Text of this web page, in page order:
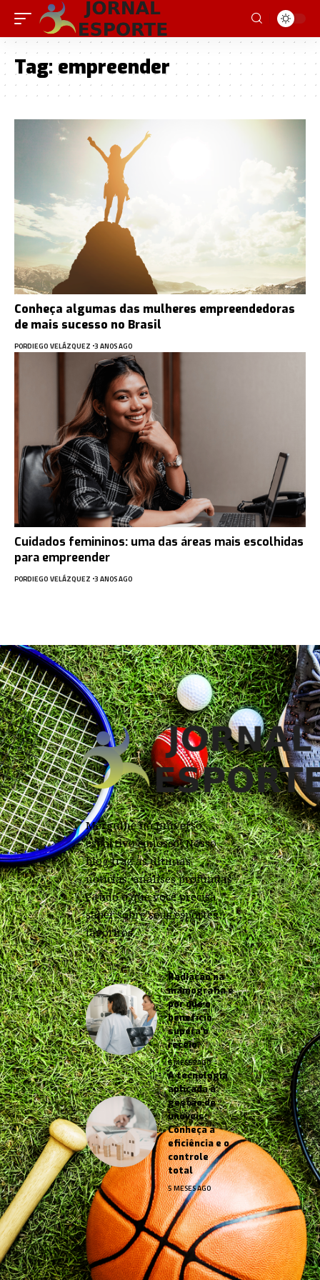
Tag: empreender
Conheça algumas das mulheres empreendedoras
de mais sucesso no Brasil
PORDIEGO VELÁZQUEZ 3 ANOS AGO
Cuidados femininos: uma das áreas mais escolhidas
para empreender
PORDIEGO VELÁZQUEZ 3 ANOS AGO
Mergulhe no universo
esportivo conosco! Nosso
blog traz as últimas
notícias, análises profundas
e tudo o que você precisa
saber sobre seus esportes
favoritos.
Radiação na
mamografia e
por que o
benefício
supera o
receio
6 MESES AGO
A tecnologia
aplicada à
gestão de
imóveis:
Conheça a
eficiência e o
controle
total
5 MESES AGO